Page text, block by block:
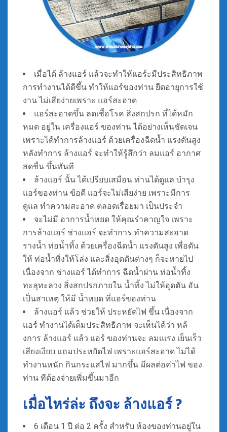
เมื่อได้ ล้างแอร์ แล้วจะทำให้แอร์ะมีประสิทธิภาพ
การทำงานได้ดีขึ้น ทำให้แอร์ของท่าน ยืดอายุการใช้
งาน ไม่เสียง่ายเพราะ แอร์สะอาด
แอร์สะอาดขึ้น ลดเชื้อโรค สิ่งสกปรก ที่ได้หมัก
หมด อยู่ใน เครื่องแอร์ ของท่าน ได้อย่างเห็นชัดเจน
เพราะได้ทำการล้างแอร์ ด้วยเครื่องฉีดน้ำ แรงดันสูง
หลังทำการ ล้างแอร์ จะทำให้รู้สึกว่า ลมแอร์ อากาศ
สดชื่น ขึ้นทันที
ล้างแอร์ นั้น ได้เปรียบเสมือน ท่านได้ดูแล บำรุง
แอร์ของท่าน ข้อดี แอร์จะไม่เสียง่าย เพราะมีการ
ดูแล ทำความสะอาด ตลอดเรื่อยมา เป็นประจำ
จะไม่มี อาการน้ำหยด ให้คุณรำคาญใจ เพราะ
การล้างแอร์ ช่างแอร์ จะทำการ ทำความสะอาด
รางน้ำ ท่อน้ำทิ้ง ด้วยเครื่องฉีดน้ำ แรงดันสูง เพื่อดัน
ให้ ท่อน้ำทิ่งให้โล่ง และสิ่งอุดตันต่างๆ ก็จะหายไป
เนื่องจาก ช่างแอร์ ได้ทำการ ฉีดน้ำผ่าน ท่อน้ำทิ้ง
ทะลุทะลวง สิ่งสกปรกภายใน น้ำทิ้ง ไม่ให้อุดตัน อัน
เป็นสาเหตุ ให้มี น้ำหยด ที่แอร์ของท่าน
ล้างแอร์ แล้ว ช่วยให้ ประหยัดไฟ ขึ้น เนื่องจาก
แอร์ ทำงานได้เต็มประสิทธิภาพ จะเห็นได้ว่า หล้
งการ ล้างแอร์ แล้ว แอร์ ของท่านจะ ลมเแรง เย็นเร็ว
เสียงเงียบ แถมประหยัดไฟ เพราะแอร์สะอาด ไม่ได้
ทำงานหนัก กินกระแสไฟ มากขึ้น มีผลต่อค่าไฟ ของ
ท่าน ทีต้องจ่ายเพิ่มขึ้นมาอีก
เมื่อไหร่ล่ะ ถึงจะ ล้างแอร์ ?
6 เดือน 1 ปี ต่อ 2 ครั้ง สำหรับ ห้องของท่านอยู่ใน